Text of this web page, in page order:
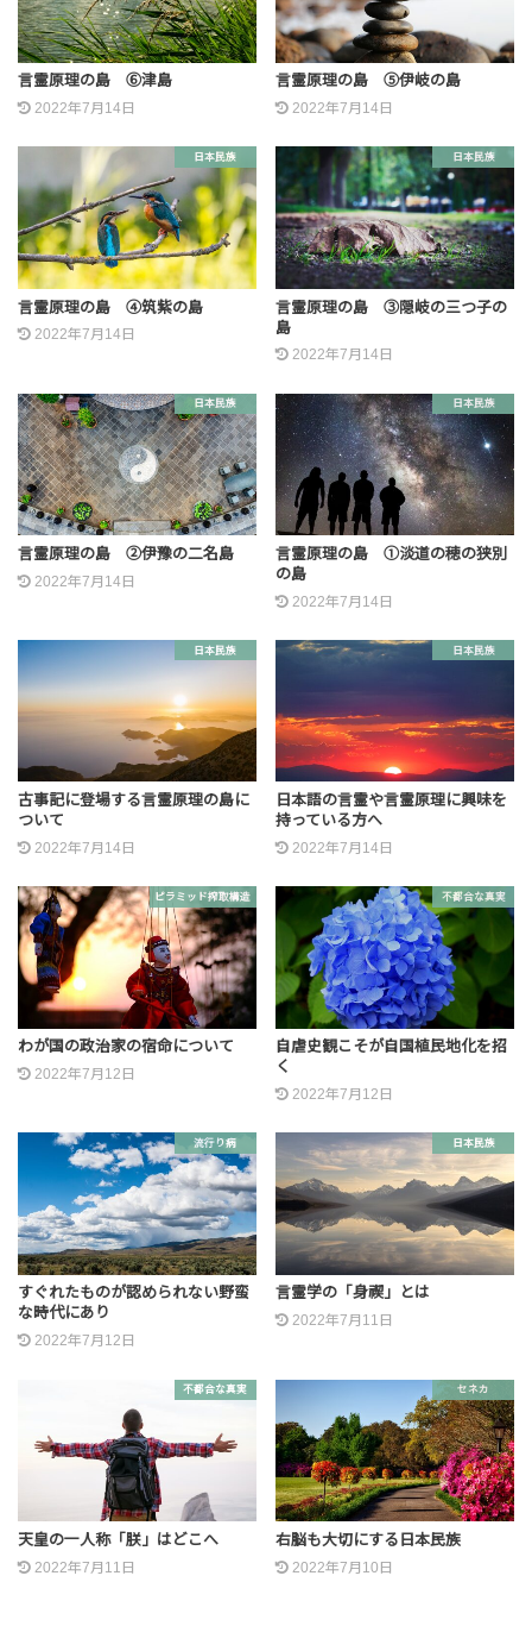
言霊原理の島 ⑥津島
2022年7月14日
言霊原理の島 ⑤伊岐の島
2022年7月14日
日本民族
言霊原理の島 ④筑紫の島
2022年7月14日
日本民族
言霊原理の島 ③隠岐の三つ子の
島
2022年7月14日
日本民族
言霊原理の島 ②伊豫の二名島
2022年7月14日
日本民族
言霊原理の島 ①淡道の穂の狭別
の島
2022年7月14日
日本民族
古事記に登場する言霊原理の島に
ついて
2022年7月14日
日本民族
日本語の言霊や言霊原理に興味を
持っている方へ
2022年7月14日
ピラミッド搾取構造
わが国の政治家の宿命について
2022年7月12日
不都合な真実
自虐史観こそが自国植民地化を招
く
2022年7月12日
流行り病
すぐれたものが認められない野蛮
な時代にあり
2022年7月12日
日本民族
言霊学の「身禊」とは
2022年7月11日
不都合な真実
天皇の一人称「朕」はどこへ
2022年7月11日
セネカ
右脳も大切にする日本民族
2022年7月10日